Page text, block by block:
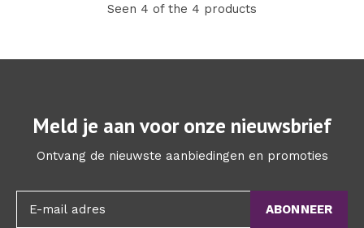
Seen 4 of the 4 products
Meld je aan voor onze nieuwsbrief
Ontvang de nieuwste aanbiedingen en promoties
ABONNEER